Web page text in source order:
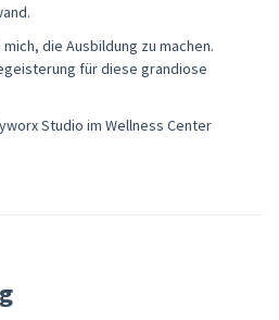
die Ausbildung zu machen.
für diese grandiose
Studio im Wellness Center